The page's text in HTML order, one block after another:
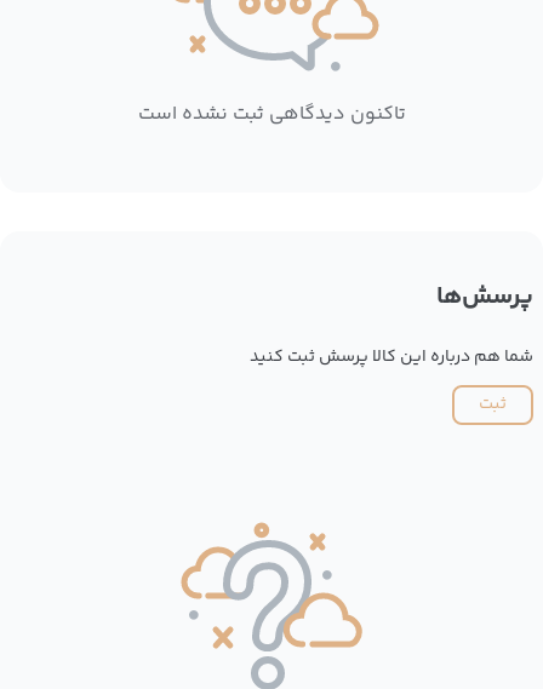
تاکنون دیدگاهی ثبت نشده است
پرسش‌ها
شما هم درباره این کالا پرسش ثبت کنید
ثبت